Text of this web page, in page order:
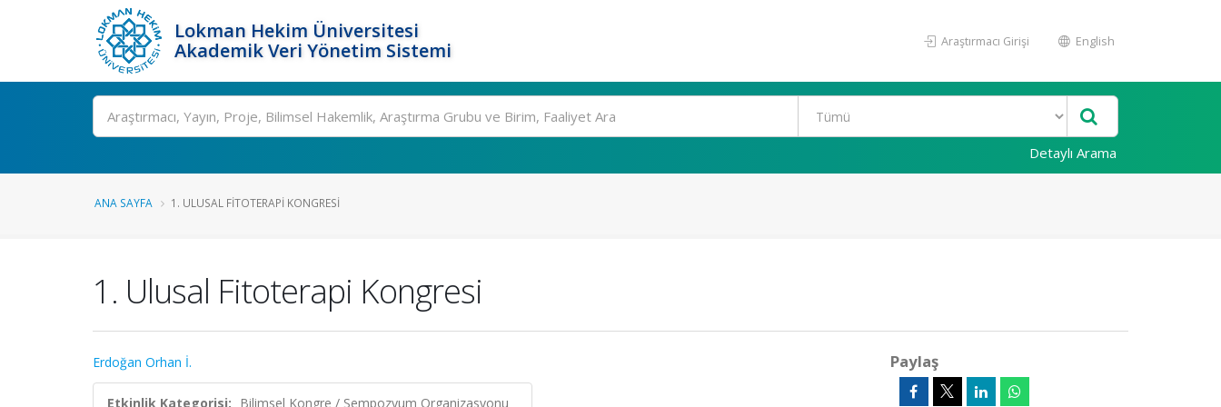
Lokman Hekim Üniversitesi
Akademik Veri Yönetim Sistemi
Araştırmacı Girişi English
Ara
Detaylı Arama
ANA SAYFA 1. ULUSAL FITOTERAPI KONGRESI
1. Ulusal Fitoterapi Kongresi
Erdoğan Orhan İ.
Etkinlik Kategorisi: Bilimsel Kongre / Sempozyum Organizasyonu
Paylaş